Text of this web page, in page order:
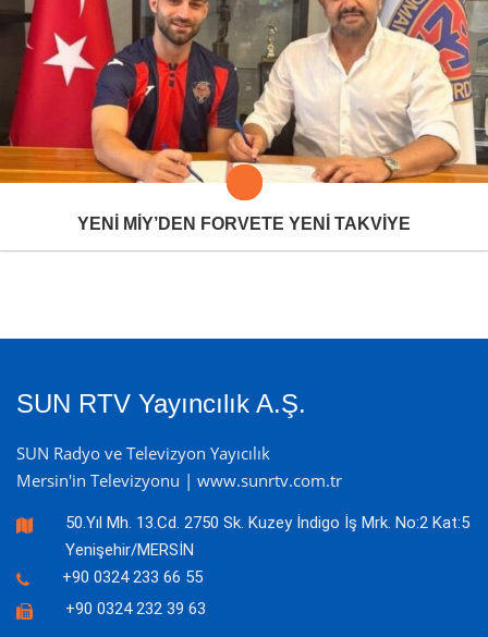
YENİ MİY’DEN FORVETE YENİ TAKVİYE
SUN RTV Yayıncılık A.Ş.
SUN Radyo ve Televizyon Yayıcılık
Mersin'in Televizyonu | www.sunrtv.com.tr
50.Yıl Mh. 13.Cd. 2750 Sk. Kuzey İndigo İş Mrk. No:2 Kat:5
Yenişehir/MERSİN
+90 0324 233 66 55
+90 0324 232 39 63